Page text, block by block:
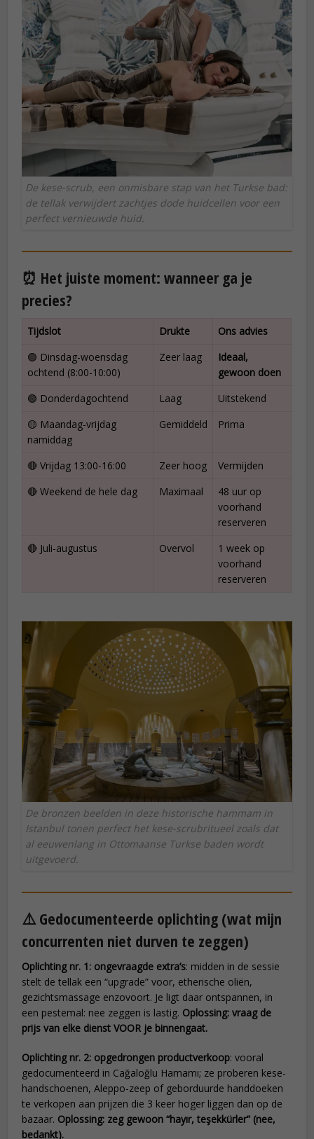
De kese-scrub, een onmisbare stap van het Turkse bad:
de tellak verwijdert zachtjes dode huidcellen voor een
perfect vernieuwde huid.
⏰ Het juiste moment: wanneer ga je
precies?
Tijdslot Drukte
Ons advies
🟢 Dinsdag-woensdag
ochtend (8:00-10:00)
Zeer laag
Ideaal,
gewoon doen
🟢 Donderdagochtend
Laag
Uitstekend
🟡 Maandag-vrijdag
namiddag
Gemiddeld Prima
🔴 Vrijdag 13:00-16:00 Zeer hoog
Vermijden
🔴 Weekend de hele dag
Maximaal
48 uur op
voorhand
reserveren
🔴 Juli-augustus
Overvol
1 week op
voorhand
reserveren
De bronzen beelden in deze historische hammam in
Istanbul tonen perfect het kese-scrubritueel zoals dat
al eeuwenlang in Ottomaanse Turkse baden wordt
uitgevoerd.
⚠️ Gedocumenteerde oplichting (wat mijn
concurrenten niet durven te zeggen)
Oplichting nr. 1: ongevraagde extra’s: midden in de sessie
stelt de tellak een “upgrade” voor, etherische oliën,
gezichtsmassage enzovoort. Je ligt daar ontspannen, in
een pestemal: nee zeggen is lastig. Oplossing: vraag de
prijs van elke dienst VOOR je binnengaat.
Oplichting nr. 2: opgedrongen productverkoop: vooral
gedocumenteerd in Cağaloğlu Hamamı; ze proberen kese-
handschoenen, Aleppo-zeep of geborduurde handdoeken
te verkopen aan prijzen die 3 keer hoger liggen dan op de
bazaar. Oplossing: zeg gewoon “hayır, teşekkürler” (nee,
bedankt).